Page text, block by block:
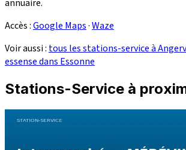
annuaire.
Accès :Google Maps·Waze
Voir aussi : tous les stations-service à
essense dans Essonne
Stations-Service à